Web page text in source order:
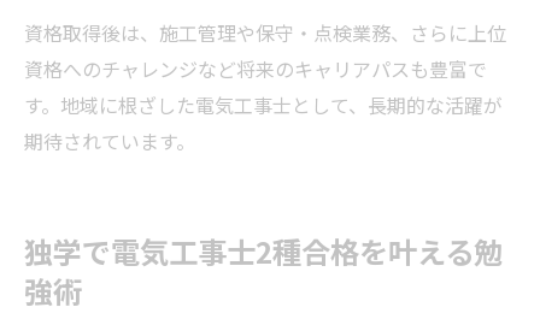
資格取得後は、施工管理や保守・点検業務、さらに上位
資格へのチャレンジなど将来のキャリアパスも豊富で
す。地域に根ざした電気工事士として、長期的な活躍が
期待されています。
独学で電気工事士2種合格を叶える勉
強術